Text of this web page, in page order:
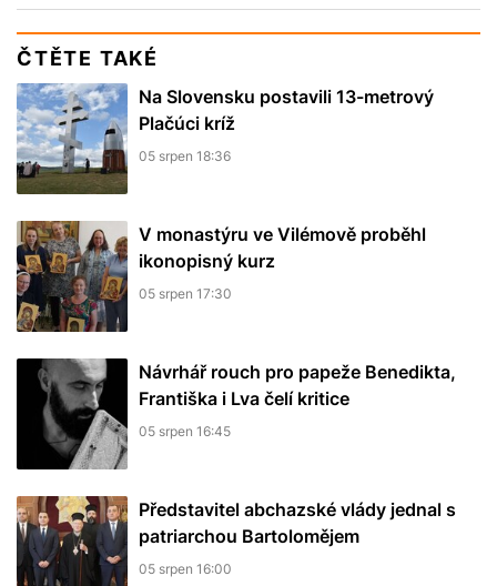
ČTĚTE TAKÉ
Na Slovensku postavili 13-metrový
Plačúci kríž
05 srpen 18:36
V monastýru ve Vilémově proběhl
ikonopisný kurz
05 srpen 17:30
Návrhář rouch pro papeže Benedikta,
Františka i Lva čelí kritice
05 srpen 16:45
Představitel abchazské vlády jednal s
patriarchou Bartolomějem
05 srpen 16:00